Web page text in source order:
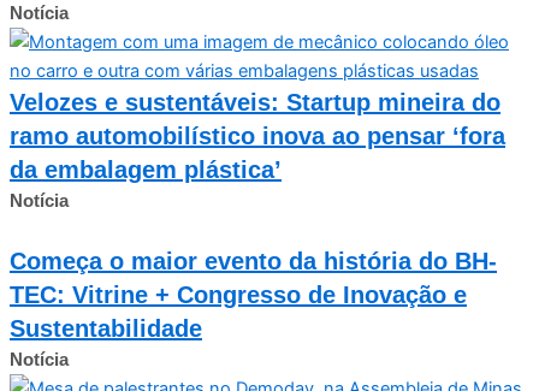
Notícia
Velozes e sustentáveis: Startup mineira do
ramo automobilístico inova ao pensar ‘fora
da embalagem plástica’
Notícia
Começa o maior evento da história do BH-
TEC: Vitrine + Congresso de Inovação e
Sustentabilidade
Notícia